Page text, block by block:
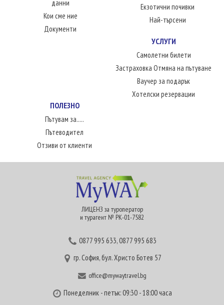
ПЪТУВАЙТЕ С ДЕЦА
ЛЮБОПИТНО
данни
Кои сме ние
Документи
Екзотични почивки
Най-търсени
УСЛУГИ
Самолетни билети
Застраховка Отмяна на пътуване
Ваучер за подарък
Хотелски резервации
ПОЛЕЗНО
Пътувам за.....
Пътеводител
Отзиви от клиенти
ЛИЦЕНЗ за туроператор
и турагент № РК-01-7582
0877 995 633,0877 995 683
гр. София, бул. Христо Ботев 57
office@mywaytravel.bg
Понеделник - петък: 09:30 - 18:00 часа